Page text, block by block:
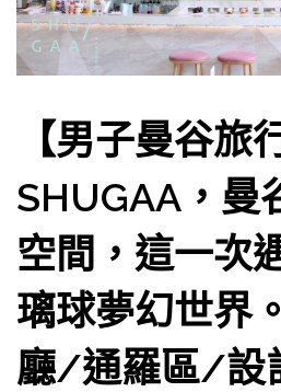
【男子曼谷旅
SHUGAA，曼
空間，這一次
璃球夢幻世界
廳/通羅區/設